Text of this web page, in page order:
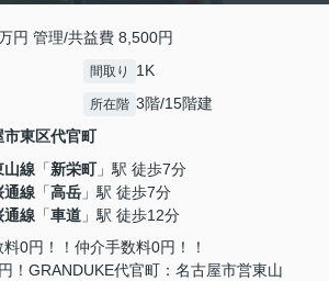
円 管理/共益費 8,500円
間取り 1K
所在階 3階/15階建
市東区代官町
山線 「新栄町」駅 徒歩7分
通線 「高岳 」駅 徒歩7分
通線 「車道 」駅 徒歩12分
料0円！！仲介手数料0円！！
！GRANDUKE代官町：名古屋市営東山